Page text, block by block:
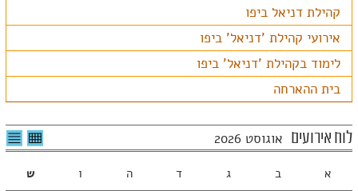
קהילת דניאל ביפו
אירועי קהילת 'דניאל' ביפו
לימוד בקהילת 'דניאל' ביפו
בית ההארחה
לוח אירועים אוגוסט 2026 לצפיה
בטבלה
א ב ג ד ה ו
ש